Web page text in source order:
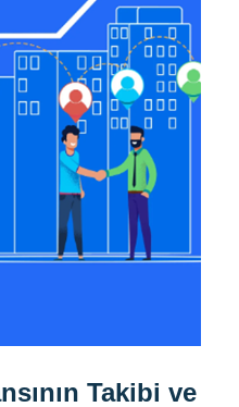
Takibi ve